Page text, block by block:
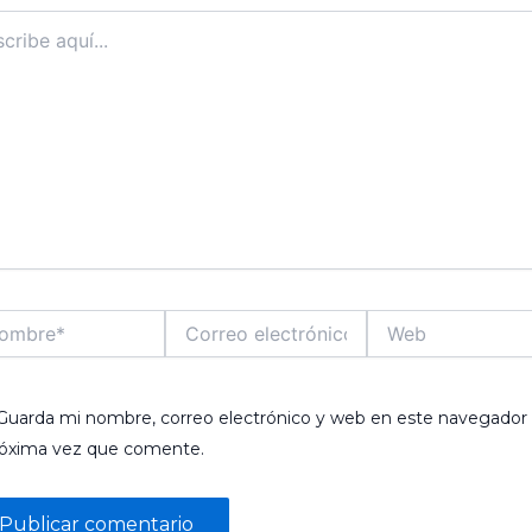
electrónico*
mi nombre, correo electrónico y web en este navegador
vez que comente.